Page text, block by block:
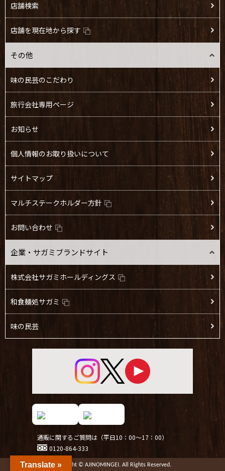
店舗検索
店舗を現在地から探す
その他
味の民芸のこだわり
旅行会社専用ページ
お知らせ
個人情報のお取り扱いについて
サイトマップ
マルチステークホルダー方針
お問い合わせ
企業・サガミブランドサイト
株式会社サガミホールディングス
和食麺処サガミ
味の民芸
通販に関するご質問は（平日10：00～17：00）
0120-864-333
Copyright © AJINOMINGEI. All Rights Reserved.
Translate »